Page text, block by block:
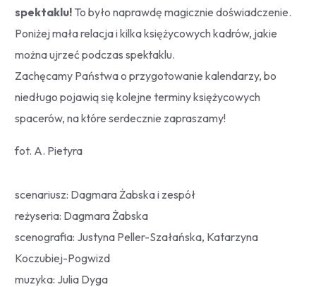
spektaklu! To było naprawdę magicznie doświadczenie.
Poniżej mała relacja i kilka księżycowych kadrów, jakie
można ujrzeć podczas spektaklu.
Zachęcamy Państwa o przygotowanie kalendarzy, bo
niedługo pojawią się kolejne terminy księżycowych
spacerów, na które serdecznie zapraszamy!
fot. A. Pietyra
scenariusz: Dagmara Żabska i zespół
reżyseria: Dagmara Żabska
scenografia: Justyna Peller-Szałańska, Katarzyna
Koczubiej-Pogwizd
muzyka: Julia Dyga